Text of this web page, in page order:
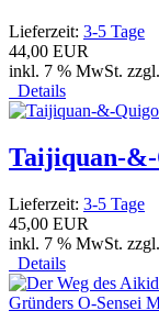
Lieferzeit: 3-5 Tage
44,00 EUR
inkl. 7 % MwSt. zzgl.
Details
Taijiquan-
Lieferzeit: 3-5 Tage
45,00 EUR
inkl. 7 % MwSt. zzgl.
Details